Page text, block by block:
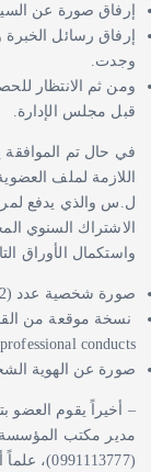
إرفاق صورة عن
إرفاق رسائل الخبرة
وجدت.
ومن ثم الانتظار
قبل مجلس الإدارة.
في حال تم الموافقة
ل.س والذي يدفع
الاشتراك السنوي
واستكمال الأوراق
صورة شخصية عدد (2)
professional conducts)
صورة عن الهوية
– أخيراً يقوم العضو
مدير مكتب المؤسسة
(0991113777)، علماً أن إيميل الجمعية الجديد